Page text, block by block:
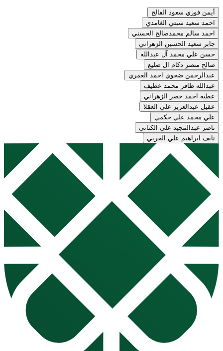
أيمن فوزي سعود الفالح
احمد سعيد سبتي الغامدي
احمد سالم محمدصالح الحسني
جابر سعيد الحسين الزهراني
حسن علي محمد آل عبدالله
صالح منصر دكام ال صليع
عبدالرحمن ضحوي احمد العمري
عبدالله ظافر محمد عطيف
عطيه احمد خضر الزهراني
عقيل عبدالعزيز علي العقلا
علي محمد علي حكمي
ناصر عبدالمجيد علي الكناني
نايف ابراهيم علي الحربي